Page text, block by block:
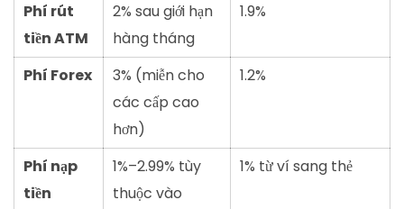
Phí rút
tiền ATM
2% sau giới hạn
hàng tháng
1.9%
Phí Forex
3% (miễn cho
các cấp cao
hơn)
1.2%
Phí nạp
tiền
1%–2.99% tùy
thuộc vào
1% từ ví sang thẻ